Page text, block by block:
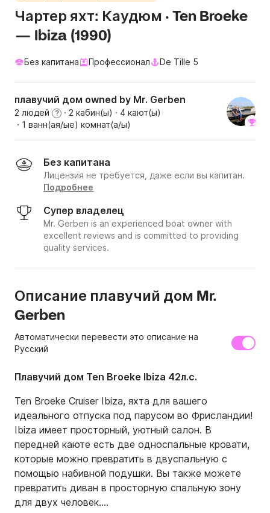
Чартер яхт: Каудюм · Ten Broeke
— Ibiza (1990)
Без капитана Профессионал De Tille 5
плавучий дом owned by Mr. Gerben
2 людей ? · 2 кабин(ы) · 4 кают(ы)
· 1 ванн(ая/ые) комнат(а/ы)
Без капитана
Лицензия не требуется, даже если вы капитан.
Подробнее
Супер владелец
Mr. Gerben is an experienced boat owner with
excellent reviews and is committed to providing
quality services.
Описание плавучий дом Mr.
Gerben
Автоматически перевести это описание на
Русский
Плавучий дом Ten Broeke Ibiza 42л.с.
Ten Broeke Cruiser Ibiza, яхта для вашего
идеального отпуска под парусом во Фрисландии!
Ibiza имеет просторный, уютный салон. В
передней каюте есть две односпальные кровати,
которые можно превратить в двуспальную с
помощью набивной подушки. Вы также можете
превратить диван в просторную спальную зону
для двух человек.